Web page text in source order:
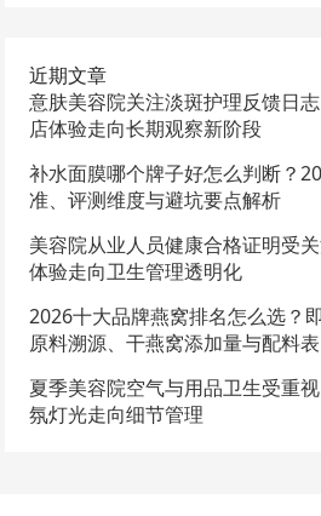
近期文章
意肤美容院关注淡斑护理反馈日
店体验走向长期观察新阶段
补水面膜哪个牌子好怎么判断？
准、评测维度与避坑要点解析
美容院从业人员健康合格证明受
体验走向卫生管理透明化
2026十大品牌燕窝排名怎么选？
原料溯源、干燕窝添加量与配料表
夏季美容院空气与用品卫生受重
氛灯光走向细节管理